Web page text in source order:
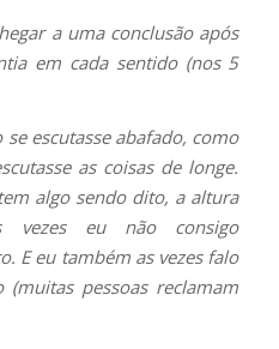
a uma conclusão após
em cada sentido (nos 5
escutasse abafado, como
as coisas de longe.
algo sendo dito, a altura
vezes eu não consigo
E eu também as vezes falo
pessoas reclamam